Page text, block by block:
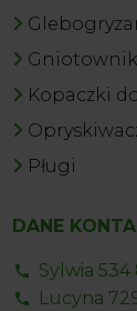
Kopaczki
Pługi
DANE
Sylwia 534
Lucyna